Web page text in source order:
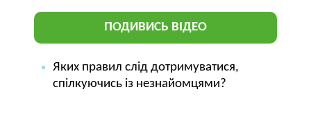
ПОДИВИСЬ ВІДЕО
Яких правил слід дотримуватися,
спілкуючись із незнайомцями?